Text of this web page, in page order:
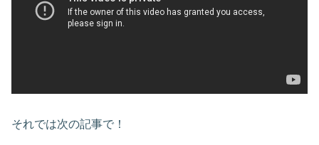
それでは次の記事で！